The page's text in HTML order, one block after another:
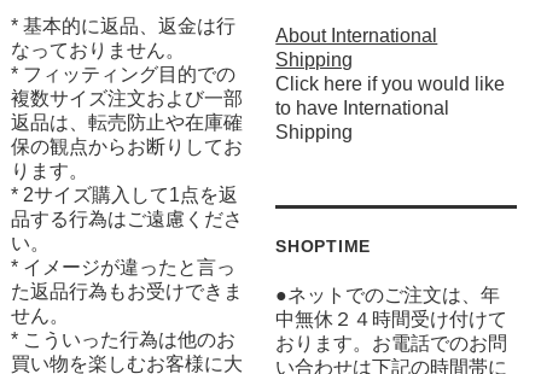
* 基本的に返品、返金は行
なっておりません。
* フィッティング目的での
複数サイズ注文および一部
返品は、転売防止や在庫確
保の観点からお断りしてお
ります。
* 2サイズ購入して1点を返
品する行為はご遠慮くださ
い。
* イメージが違ったと言っ
た返品行為もお受けできま
せん。
* こういった行為は他のお
買い物を楽しむお客様に大
About International
Shipping
Click here if you would like
to have International
Shipping
SHOPTIME
●ネットでのご注文は、年
中無休２４時間受け付けて
おります。お電話でのお問
い合わせは下記の時間帯に